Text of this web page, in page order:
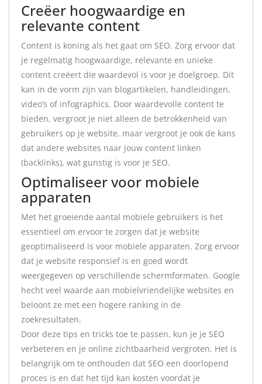
Creëer hoogwaardige en
relevante content
Content is koning als het gaat om SEO. Zorg ervoor dat
je regelmatig hoogwaardige, relevante en unieke
content creëert die waardevol is voor je doelgroep. Dit
kan in de vorm zijn van blogartikelen, handleidingen,
video’s of infographics. Door waardevolle content te
bieden, vergroot je niet alleen de betrokkenheid van
gebruikers op je website, maar vergroot je ook de kans
dat andere websites naar jouw content linken
(backlinks), wat gunstig is voor je SEO.
Optimaliseer voor mobiele
apparaten
Met het groeiende aantal mobiele gebruikers is het
essentieel om ervoor te zorgen dat je website
geoptimaliseerd is voor mobiele apparaten. Zorg ervoor
dat je website responsief is en goed wordt
weergegeven op verschillende schermformaten. Google
hecht veel waarde aan mobielvriendelijke websites en
beloont ze met een hogere ranking in de
zoekresultaten.
Door deze tips en tricks toe te passen, kun je je SEO
verbeteren en je online zichtbaarheid vergroten. Het is
belangrijk om te onthouden dat SEO een doorlopend
proces is en dat het tijd kan kosten voordat je